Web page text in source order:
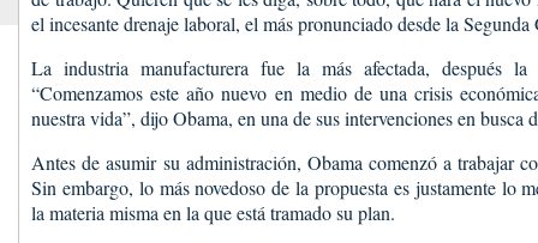
el incesante drenaje laboral, el más pronunciado desde la
La industria manufacturera fue la más afectada, después
“Comenzamos este año nuevo en medio de una crisis
nuestra vida”, dijo Obama, en una de sus intervenciones en busca
Antes de asumir su administración, Obama comenzó a trabajar
Sin embargo, lo más novedoso de la propuesta es justamente lo
la materia misma en la que está tramado su plan.